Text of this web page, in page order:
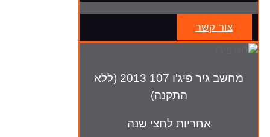
צור קשר
מחשב גיר פיג'ו 107 2013 (ללא
התקנה)
אחריות לחצי שנה